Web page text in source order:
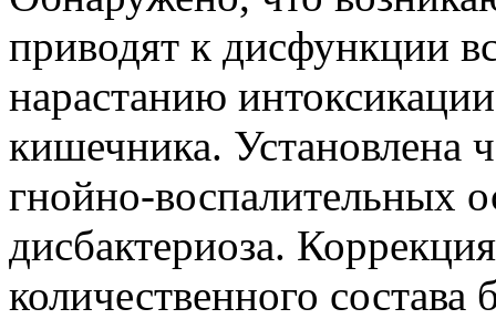
приводят к дисфункции
нарастанию
кишечника. Установлена
гнойно-воспалительных
дисбактериоза.
количественного